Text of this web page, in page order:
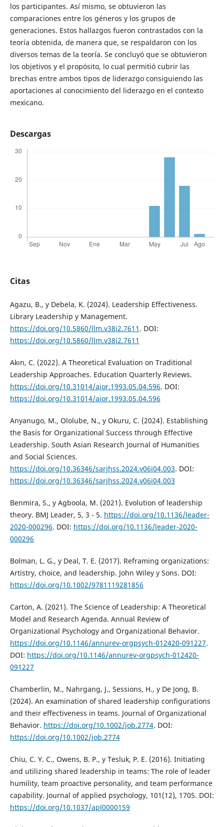
los participantes. Así mismo, se obtuvieron las
comparaciones entre los géneros y los grupos de
generaciones. Estos hallazgos fueron contrastados con la
teoría obtenida, de manera que, se respaldaron con los
diversos temas de la teoría. Se concluyó que se obtuvieron
los objetivos y el propósito, lo cual permitió cubrir las
brechas entre ambos tipos de liderazgo consiguiendo las
aportaciones al conocimiento del liderazgo en el contexto
mexicano.
Descargas
Citas
Agazu, B., y Debela, K. (2024). Leadership Effectiveness.
Library Leadership y Management.
https://doi.org/10.5860/llm.v38i2.7611 . DOI:
https://doi.org/10.5860/llm.v38i2.7611
Akın, C. (2022). A Theoretical Evaluation on Traditional
Leadership Approaches. Education Quarterly Reviews.
https://doi.org/10.31014/aior.1993.05.04.596. DOI:
https://doi.org/10.31014/aior.1993.05.04.596
Anyanugo, M., Ololube, N., y Okuru, C. (2024). Establishing
the Basis for Organizational Success through Effective
Leadership. South Asian Research Journal of Humanities
and Social Sciences.
https://doi.org/10.36346/sarjhss.2024.v06i04.003. DOI:
https://doi.org/10.36346/sarjhss.2024.v06i04.003
Benmira, S., y Agboola, M. (2021). Evolution of leadership
theory. BMJ Leader, 5, 3 - 5. https://doi.org/10.1136/leader-
2020-000296. DOI: https://doi.org/10.1136/leader-2020-
000296
Bolman, L. G., y Deal, T. E. (2017). Reframing organizations:
Artistry, choice, and leadership. John Wiley y Sons. DOI:
https://doi.org/10.1002/9781119281856
Carton, A. (2021). The Science of Leadership: A Theoretical
Model and Research Agenda. Annual Review of
Organizational Psychology and Organizational Behavior.
https://doi.org/10.1146/annurev-orgpsych-012420-091227.
DOI: https://doi.org/10.1146/annurev-orgpsych-012420-
091227
Chamberlin, M., Nahrgang, J., Sessions, H., y De Jong, B.
(2024). An examination of shared leadership configurations
and their effectiveness in teams. Journal of Organizational
Behavior. https://doi.org/10.1002/job.2774. DOI:
https://doi.org/10.1002/job.2774
Chiu, C. Y. C., Owens, B. P., y Tesluk, P. E. (2016). Initiating
and utilizing shared leadership in teams: The role of leader
humility, team proactive personality, and team performance
capability. Journal of applied psychology, 101(12), 1705. DOI:
https://doi.org/10.1037/apl0000159